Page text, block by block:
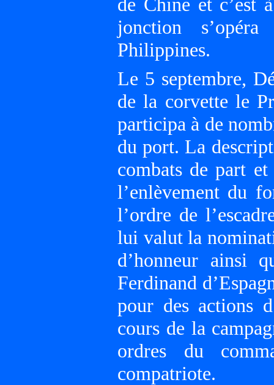
jonction
Philippines.
Le 5 septembre,
de la corvette le
participa à de
du port. La
combats de part
l’enlèvement du
l’ordre de
lui valut la
d’honneur ainsi
Ferdinand
pour des actions
cours de la
ordres du
compatriote.